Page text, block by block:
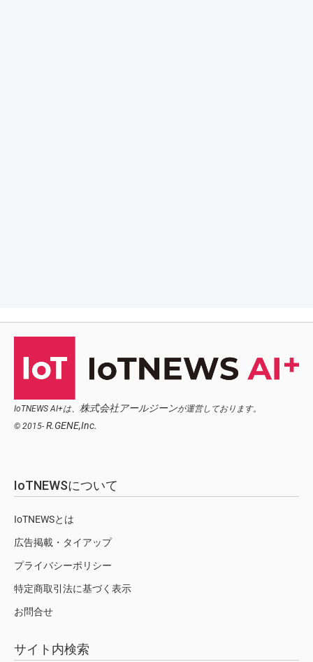
IoTNEWS AI+は、 株式会社アールジーンが運営しております。
© 2015- R.GENE,Inc.
IoTNEWSについて
IoTNEWSとは
広告掲載・タイアップ
プライバシーポリシー
特定商取引法に基づく表示
お問合せ
サイト内検索